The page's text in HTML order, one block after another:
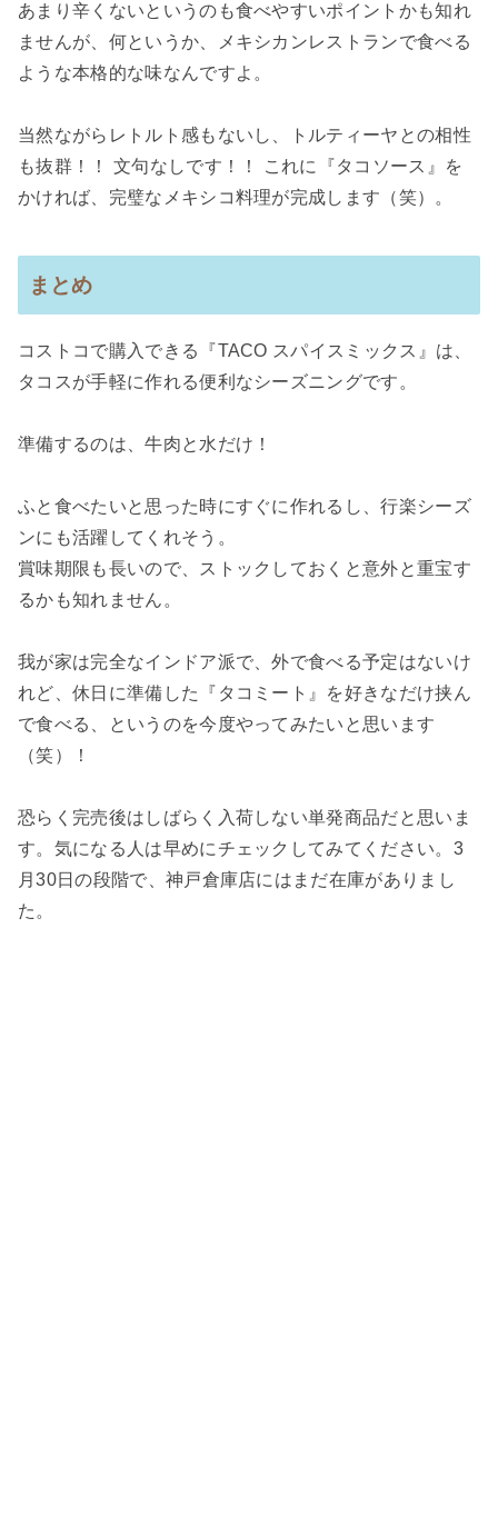
あまり辛くないというのも食べやすいポイントかも知れ
ませんが、何というか、メキシカンレストランで食べる
ような本格的な味なんですよ。
当然ながらレトルト感もないし、トルティーヤとの相性
も抜群！！ 文句なしです！！ これに『タコソース』を
かければ、完璧なメキシコ料理が完成します（笑）。
まとめ
コストコで購入できる『TACO スパイスミックス』は、
タコスが手軽に作れる便利なシーズニングです。
準備するのは、牛肉と水だけ！
ふと食べたいと思った時にすぐに作れるし、行楽シーズ
ンにも活躍してくれそう。
賞味期限も長いので、ストックしておくと意外と重宝す
るかも知れません。
我が家は完全なインドア派で、外で食べる予定はないけ
れど、休日に準備した『タコミート』を好きなだけ挟ん
で食べる、というのを今度やってみたいと思います
（笑）！
恐らく完売後はしばらく入荷しない単発商品だと思いま
す。気になる人は早めにチェックしてみてください。3
月30日の段階で、神戸倉庫店にはまだ在庫がありまし
た。